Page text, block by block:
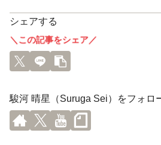
シェアする
＼この記事をシェア／
駿河 晴星（Suruga Sei）をフォロ